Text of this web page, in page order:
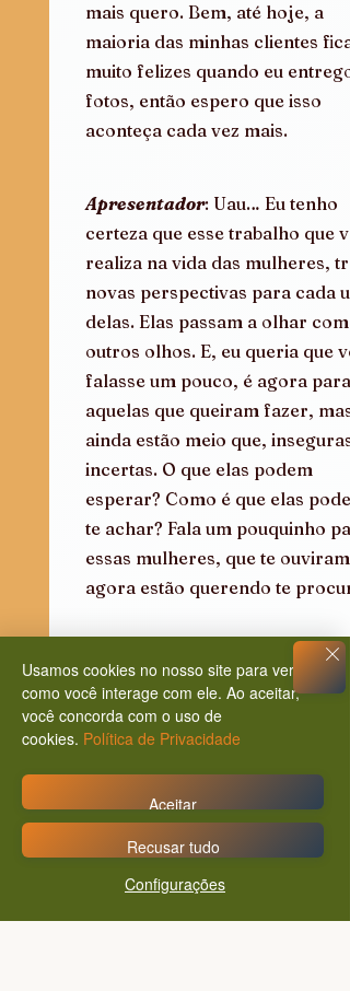
mais quero. Bem, até hoje, a
maioria das minhas clientes
muito felizes quando eu
fotos, então espero que isso
aconteça cada vez mais.
Apresentador: Uau… Eu tenho
certeza que esse trabalho que
realiza na vida das mulheres,
novas perspectivas para cada
delas. Elas passam a olhar com
outros olhos. E, eu queria que
falasse um pouco, é agora para
aquelas que queiram fazer, mas
ainda estão meio que,
incertas. O que elas podem
esperar? Como é que elas
te achar? Fala um pouquinho
essas mulheres, que te
agora estão querendo te
Lis Lopes
: Você é mulher, está
ouvindo, que está com a
autoestima baixa, com amor
próprio reduzido, vem viver
experiência comigo, vem
essa auto estima, vem buscar
amor próprio. Uma coisa eu te
caminho árduo, ninguém passa
se amar do dia pra noite.
Usamos cookies no nosso site para ver
como você interage com ele. Ao aceitar,
você concorda com o uso de
cookies. Política de Privacidade
Configurações
Recusar tudo
Aceitar